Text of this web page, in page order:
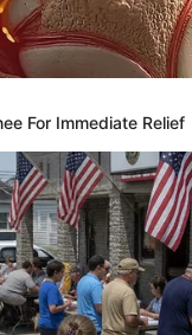
This To
For Immediate Relief